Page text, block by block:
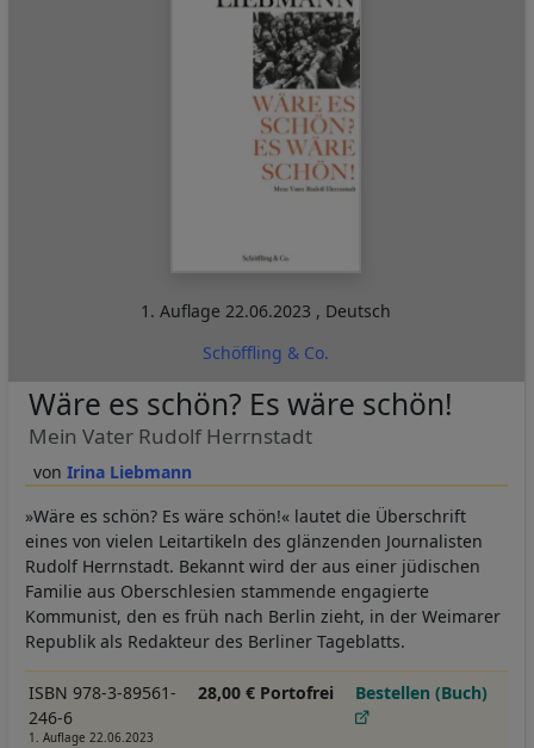
1. Auflage22.06.2023 , Deutsch
Schöffling & Co.
Irina Liebmann
Wäre es schön? Es wäre schön!
Mein Vater Rudolf Herrnstadt
»Wäre es schön? Es wäre schön!« lautet die Überschrift
eines von vielen Leitartikeln des glänzenden Journalisten
Rudolf Herrnstadt. Bekannt wird der aus einer jüdischen
Familie aus Oberschlesien stammende engagierte
Kommunist, den es früh nach Berlin zieht, in der Weimarer
Republik als Redakteur des Berliner Tageblatts.
ISBN 978-3-89561-
246-6
1. Auflage 22.06.2023
28,00 € Portofrei Bestellen (Buch)